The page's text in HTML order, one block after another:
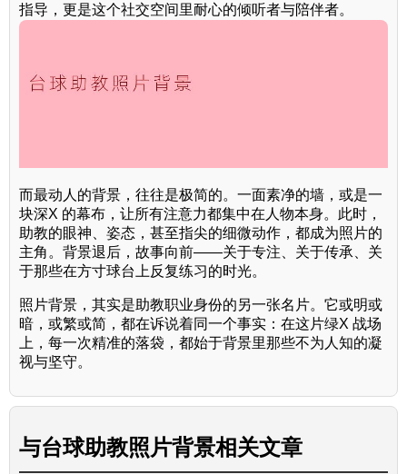
指导，更是这个社交空间里耐心的倾听者与陪伴者。
而最动人的背景，往往是极简的。一面素净的墙，或是一
块深X 的幕布，让所有注意力都集中在人物本身。此时，
助教的眼神、姿态，甚至指尖的细微动作，都成为照片的
主角。背景退后，故事向前——关于专注、关于传承、关
于那些在方寸球台上反复练习的时光。
照片背景，其实是助教职业身份的另一张名片。它或明或
暗，或繁或简，都在诉说着同一个事实：在这片绿X 战场
上，每一次精准的落袋，都始于背景里那些不为人知的凝
视与坚守。
与台球助教照片背景相关文章